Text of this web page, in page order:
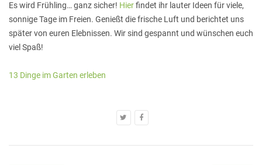
Es wird Frühling… ganz sicher! Hierfindet ihr lauter Ideen für viele,
sonnige Tage im Freien. Genießt die frische Luft und berichtet uns
später von euren Elebnissen. Wir sind gespannt und wünschen euch
viel Spaß!
13 Dinge im Garten erleben